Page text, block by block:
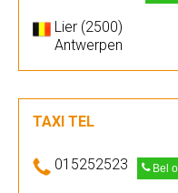
Lier (2500)
Antwerpen
TAXI TEL
015252523 Bel